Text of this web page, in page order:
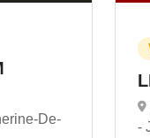
De-
-